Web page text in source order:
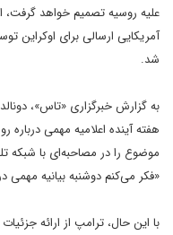
آمریکایی ارسالی برای اوکراین
شد.
به گزارش خبرگزاری «تاس»،
هفته آینده اعلامیه مهمی درباره
موضوع را در مصاحبه‌ای با شبکه
«فکر می‌کنم دوشنبه بیانیه مهمی
با این حال، ترامپ از ارائه